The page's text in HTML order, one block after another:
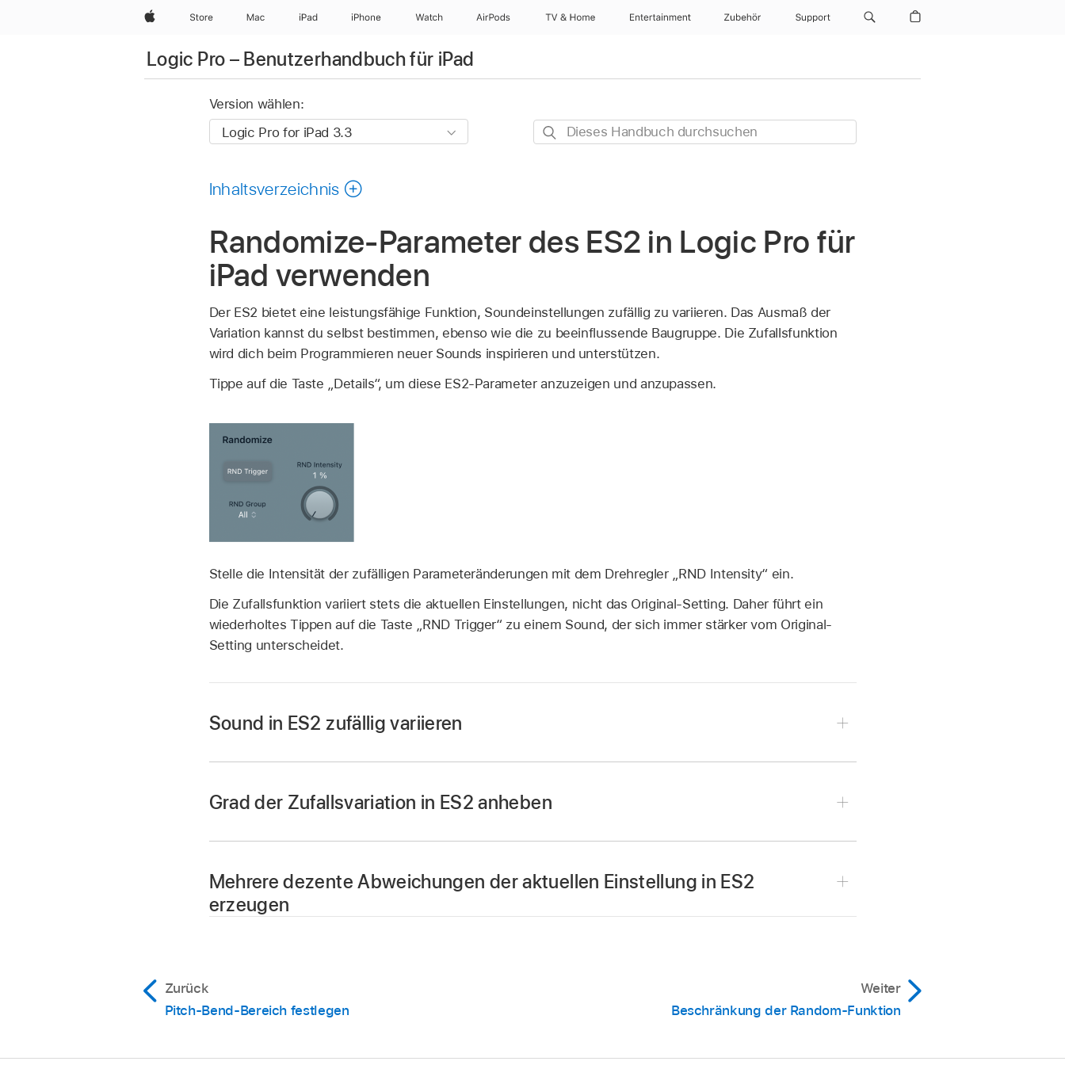
Apple Store Mac iPad iPhone Watch AirPods TV & Home Entertainment Zubehör Support
Logic Pro – Benutzerhandbuch für iPad
Version wählen:
Dieses
Inhaltsverzeichnis
Randomize-Parameter des ES2 in Logic Pro für
iPad verwenden
Der ES2 bietet eine leistungsfähige Funktion, Soundeinstellungen zufällig zu variieren. Das Ausmaß der
Variation kannst du selbst bestimmen, ebenso wie die zu beeinflussende Baugruppe. Die Zufallsfunktion
wird dich beim Programmieren neuer Sounds inspirieren und unterstützen.
Tippe auf die Taste „Details“, um diese ES2-Parameter anzuzeigen und anzupassen.
Stelle die Intensität der zufälligen Parameteränderungen mit dem Drehregler „RND Intensity“ ein.
Die Zufallsfunktion variiert stets die aktuellen Einstellungen, nicht das Original-Setting. Daher führt ein
wiederholtes Tippen auf die Taste „RND Trigger“ zu einem Sound, der sich immer stärker vom Original-
Setting unterscheidet.
Sound in ES2 zufällig variieren
wiederholt werden.
Grad der Zufallsvariation in ES2 anheben
Mehrere dezente Abweichungen der aktuellen Einstellung in ES2
erzeugen
Zurück
Pitch-Bend-Bereich festlegen
Weiter
Beschränkung der Random-Funktion